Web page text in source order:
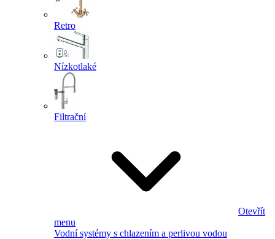
Retro
Nízkotlaké
Filtrační
Otevřít
menu
Vodní systémy s chlazením a perlivou vodou